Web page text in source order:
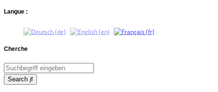
Langue :
Cherche
Search